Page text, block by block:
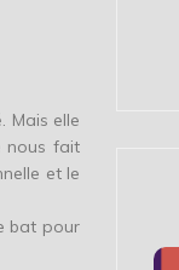
Mais elle
nous fait
et le
bat pour